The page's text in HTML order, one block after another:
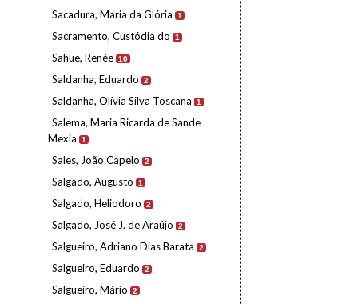
Sacadura, Maria da Glória 1
Sacramento, Custódia do 1
Sahue, Renée 10
Saldanha, Eduardo 2
Saldanha, Olívia Silva Toscana 1
Salema, Maria Ricarda de Sande
Mexia
1
Sales, João Capelo 2
Salgado, Augusto 1
Salgado, Heliodoro 2
Salgado, José J. de Araújo 2
Salgueiro, Adriano Dias Barata 2
Salgueiro, Eduardo 2
Salgueiro, Mário 2